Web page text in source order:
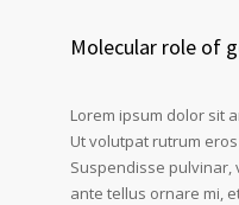
Molecular role of
Lorem ipsum dolor sit
Ut volutpat rutrum
Suspendisse pulvinar,
ante tellus ornare mi,